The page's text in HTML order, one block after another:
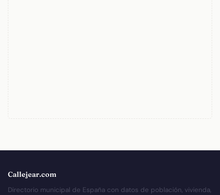
Callejear.com
Directorio municipal de España con datos de población, vivienda,